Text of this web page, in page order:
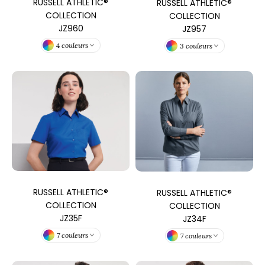
LEWIS
ATHLETIC®
ATHLETIC® COLLECTION
ETIQUETTE
COLLECTION
JZ960
4 couleurs
RUSSELL ATHLETIC®
COLLECTION
JZ957
3 couleurs
RUSSELL ATHLETIC®
COLLECTION
JZ35F
7 couleurs
RUSSELL ATHLETIC®
COLLECTION
JZ34F
7 couleurs